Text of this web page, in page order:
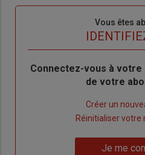
Vous êtes
Body
Connectez-vous à
de votre
Créer un
Réinitialiser votre
Je me